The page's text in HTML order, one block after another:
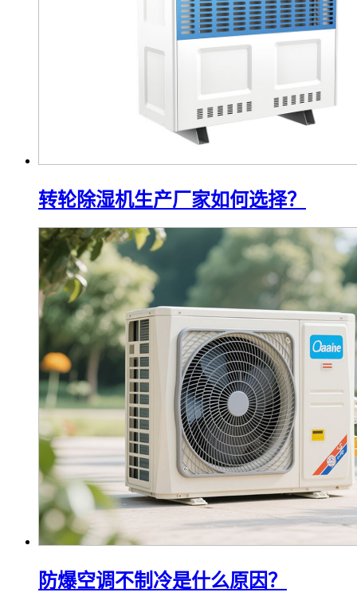
转轮除湿机生产厂家如何选择？
防爆空调不制冷是什么原因？